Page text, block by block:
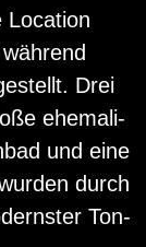
Lo­ca­ti­on
Drei
ehe­ma­li­
und eine
durch
Ton-